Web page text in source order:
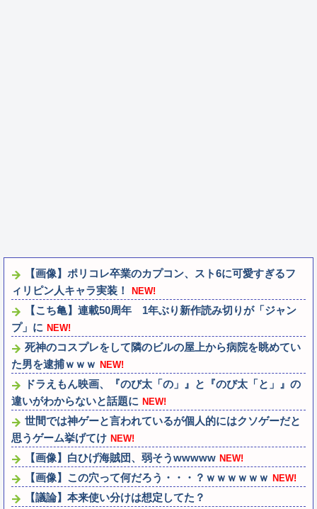
【画像】ポリコレ卒業のカプコン、スト6に可愛すぎるフ
ィリピン人キャラ実装！
NEW!
【こち亀】連載50周年 1年ぶり新作読み切りが「ジャン
プ」に NEW!
死神のコスプレをして隣のビルの屋上から病院を眺めてい
た男を逮捕ｗｗｗ NEW!
ドラえもん映画、『のび太「の」』と『のび太「と」』の
違いがわからないと話題に NEW!
世間では神ゲーと言われているが個人的にはクソゲーだと
思うゲーム挙げてけ NEW!
【画像】白ひげ海賊団、弱そうwwwww NEW!
【画像】この穴って何だろう・・・？ｗｗｗｗｗｗ NEW!
【議論】本来使い分けは想定してた？